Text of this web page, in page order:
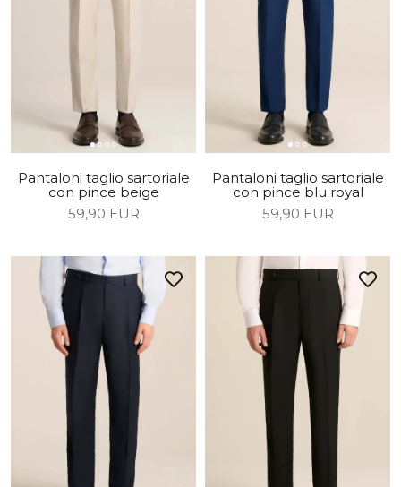
Pantaloni taglio sartoriale
con pince beige
59,90 EUR
Pantaloni taglio sartoriale
con pince blu royal
59,90 EUR